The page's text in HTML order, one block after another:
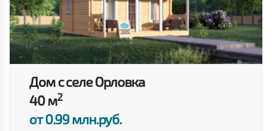
Дом с селе Орловка
40 м2
от 0.99 млн.руб.